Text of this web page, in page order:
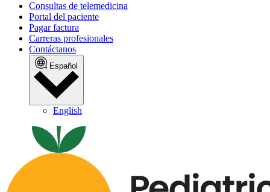
Consultas de telemedicina
Portal del paciente
Pagar factura
Carreras profesionales
Contáctanos
Español
English